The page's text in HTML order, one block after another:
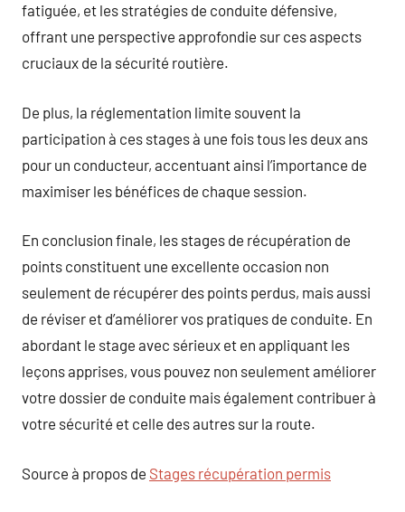
fatiguée, et les stratégies de conduite défensive,
offrant une perspective approfondie sur ces aspects
cruciaux de la sécurité routière.
De plus, la réglementation limite souvent la
participation à ces stages à une fois tous les deux ans
pour un conducteur, accentuant ainsi l’importance de
maximiser les bénéfices de chaque session.
En conclusion finale, les stages de récupération de
points constituent une excellente occasion non
seulement de récupérer des points perdus, mais aussi
de réviser et d’améliorer vos pratiques de conduite. En
abordant le stage avec sérieux et en appliquant les
leçons apprises, vous pouvez non seulement améliorer
votre dossier de conduite mais également contribuer à
votre sécurité et celle des autres sur la route.
Source à propos de Stages récupération permis